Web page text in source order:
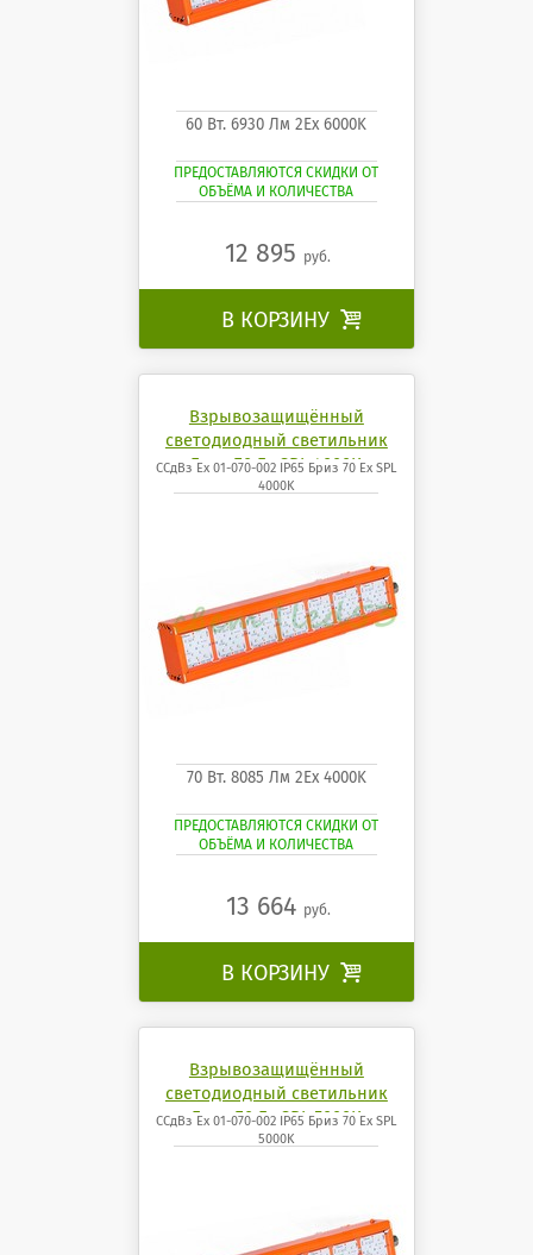
60 Вт. 6930 Лм 2Ех 6000K
ПРЕДОСТАВЛЯЮТСЯ СКИДКИ ОТ
ОБЪЁМА И КОЛИЧЕСТВА
12 895 руб.
В КОРЗИНУ 
Взрывозащищённый
светодиодный светильник
Бриз 70 Ех SPL 4000K
ССдВз Ех 01-070-002 IP65 Бриз 70 Ех SPL
4000K
70 Вт. 8085 Лм 2Ех 4000K
ПРЕДОСТАВЛЯЮТСЯ СКИДКИ ОТ
ОБЪЁМА И КОЛИЧЕСТВА
13 664 руб.
В КОРЗИНУ 
Взрывозащищённый
светодиодный светильник
Бриз 70 Ех SPL 5000K
ССдВз Ех 01-070-002 IP65 Бриз 70 Ех SPL
5000K